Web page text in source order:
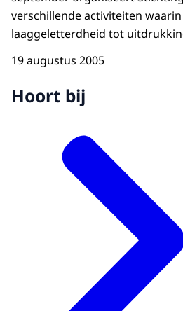
verschillende activiteiten
laaggeletterdheid tot
19 augustus 2005
Hoort bij